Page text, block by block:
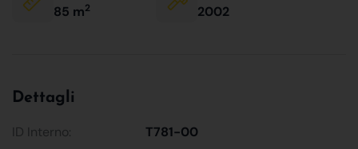
85 m2
2002
Dettagli
ID Interno:
T781-00